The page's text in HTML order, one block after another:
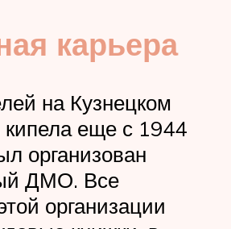
карьера
на Кузнецком
еще с 1944
организован
ДМО. Все
организации